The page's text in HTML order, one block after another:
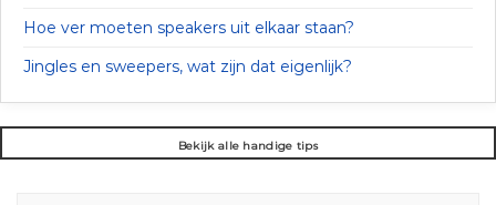
Hoe ver moeten speakers uit elkaar staan?
Jingles en sweepers, wat zijn dat eigenlijk?
Bekijk alle handige tips